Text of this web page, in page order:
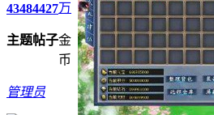
4348
主题
4427
帖子
万
金
币
管理员